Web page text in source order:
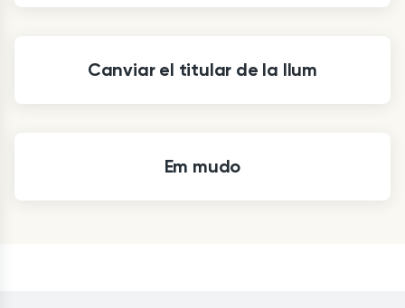
Canviar el titular de la llum
Em mudo